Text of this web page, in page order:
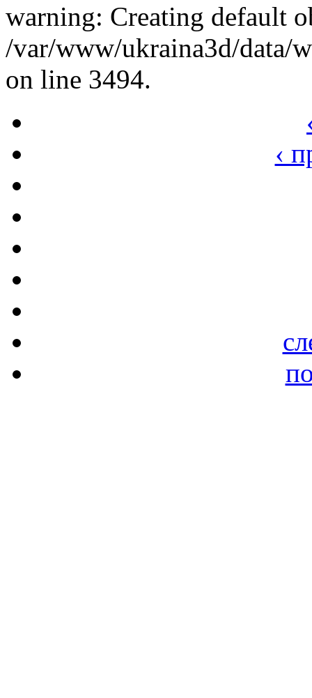
warning: Creating default
/var/www/ukraina3d/data/
on line 3494.
‹